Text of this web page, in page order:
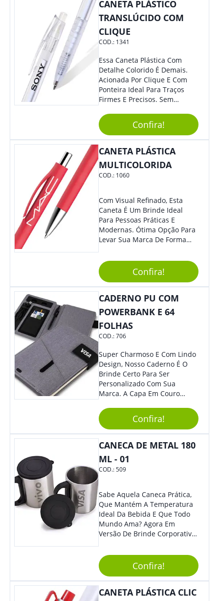
CANETA PLÁSTICO
TRANSLÚCIDO COM
CLIQUE
COD.: 1341
Essa Caneta Plástica Com
Detalhe Colorido É Demais.
Acionada Por Clique E Com
Ponteira Ideal Para Traços
Firmes E Precisos. Sem
Brinde Para Representar Sua
Marca. Dimensões: 1.6 Cm X
14 Cm X 1.6 Cm
Confira!
CANETA PLÁSTICA
MULTICOLORIDA
COD.: 1060
Com Visual Refinado, Esta
Caneta É Um Brinde Ideal
Para Pessoas Práticas E
Modernas. Ótima Opção Para
Levar Sua Marca De Forma
Sua Empresa Em Eventos,
Reuniões Corporativas Ou Até
Mesmo Para Presentear
Colaboradores E Parceiros De
Sua Empresa.
Confira!
CADERNO PU COM
POWERBANK E 64
FOLHAS
COD.:706
Super Charmoso E Com Lindo
Design, Nosso Caderno É O
Brinde Certo Para Ser
Personalizado Com Sua
Marca. A Capa Em Couro
Elástico Permite Maior
Segurança Ao Carregá-Lo.
Ofereça A Seus Clientes E
Colaboradores, Sem Dúvidas
Confira!
CANECA DE METAL 180
ML - 01
COD.:509
Sabe Aquela Caneca Prática,
Que Mantém A Temperatura
Ideal Da Bebida E Que Todo
Mundo Ama? Agora Em
Versão De Brinde Corporativo
Sua Marca Com Muito Estilo E
Acrescentar Ainda Mais
Praticidade À Eventos E Feiras
De Exposição.
Confira!
CANETA PLÁSTICA CLIC